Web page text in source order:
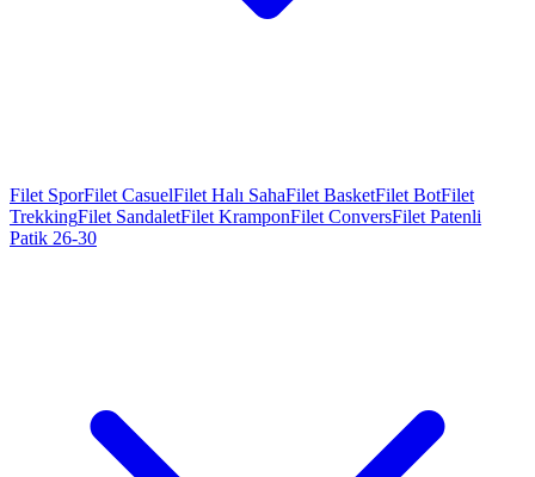
Filet SporFilet CasuelFilet Halı SahaFilet BasketFilet BotFilet
TrekkingFilet SandaletFilet KramponFilet ConversFilet Patenli
Patik 26-30